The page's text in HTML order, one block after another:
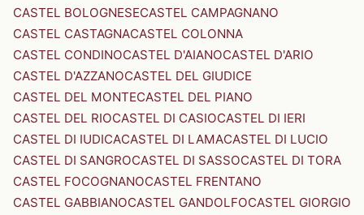
CASTEL BOLOGNESECASTEL CAMPAGNANO
CASTEL CASTAGNACASTEL COLONNA
CASTEL CONDINOCASTEL D'AIANOCASTEL D'ARIO
CASTEL D'AZZANOCASTEL DEL GIUDICE
CASTEL DEL MONTECASTEL DEL PIANO
CASTEL DEL RIOCASTEL DI CASIOCASTEL DI IERI
CASTEL DI IUDICACASTEL DI LAMACASTEL DI LUCIO
CASTEL DI SANGROCASTEL DI SASSOCASTEL DI TORA
CASTEL FOCOGNANOCASTEL FRENTANO
CASTEL GABBIANOCASTEL GANDOLFOCASTEL GIORGIO